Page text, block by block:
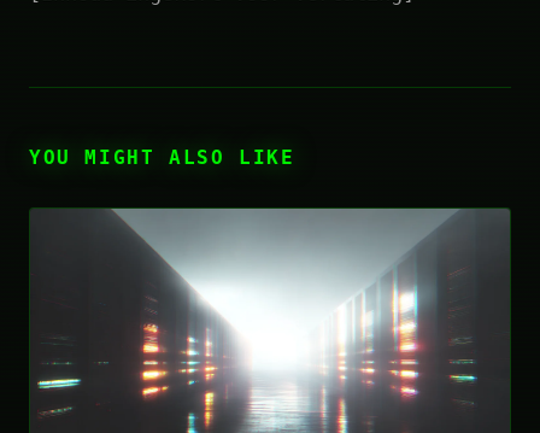
YOU MIGHT ALSO LIKE